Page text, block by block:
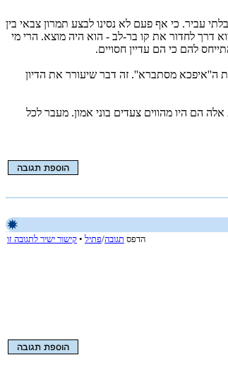
העובדה שאצלנו היו בטוחים ש''קו בר-לב'' הוא בלתי עביר. כי אף פעם לא נסינו לבצע תמרון צבאי בין
דרך לחדור את קו בר-לב - הוא היה מוצא. הרי מי
להם כי הם עדיין חסויים.
ה''איפכא מסתברא''. זה דבר שיעורר את הדיון
הם היו מהווים צעדים בוני אמון. מעבר לכל
הדפס תגובה/פתיל • קישור ישיר לתגובה זו